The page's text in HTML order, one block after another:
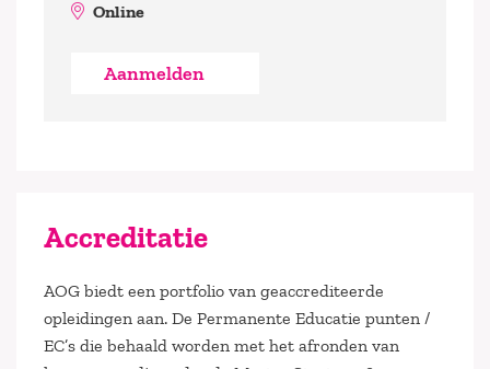
Online
Aanmelden
Accreditatie
AOG biedt een portfolio van geaccrediteerde
opleidingen aan. De Permanente Educatie punten /
EC’s die behaald worden met het afronden van